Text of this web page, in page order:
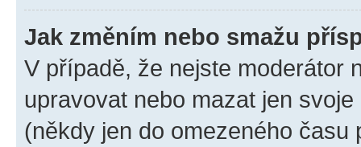
Jak změním nebo smažu
V případě, že nejste moderátor
upravovat nebo mazat jen
(někdy jen do omezeného